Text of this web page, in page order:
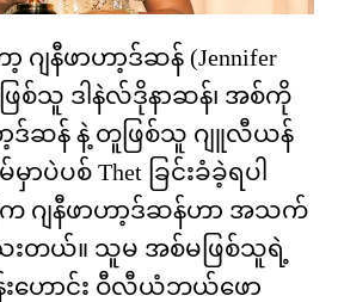
ဂျနီဖာဟာ့ဒ်ဆန် (Jennifer
ဖြစ်သူ ဒါနဲလ်ဒိုနာဆန်၊ အစ်ကို
ာ့ဒ်ဆန် နဲ့ တူဖြစ်သူ ဂျူလီယန်
ပဲပစ် Thet ခြင်းခံခဲ့ရပါ
ဂျနီဖာဟာ့ဒ်ဆန်ဟာ အသက်
ေးတယ်။ သူမ အစ်မဖြစ်သူရဲ့
ဟောင်း ဝီလီယံဘယ်ဖော